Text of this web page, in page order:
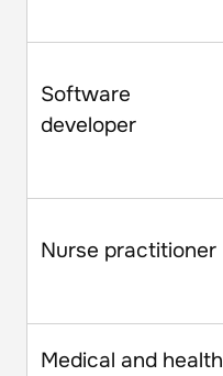
Software
developer
Nurse practitioner
Medical and health